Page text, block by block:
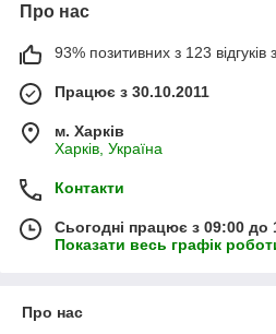
Про нас
93% позитивних з 123 відгуків
Працює з 30.10.2011
м. Харків
Харків, Україна
Контакти
Сьогодні працює з 09:00 до
Показати весь графік
Про нас